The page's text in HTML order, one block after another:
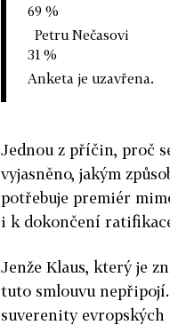
69 %
Petru Nečasovi
31 %
Anketa je uzavřena.
Jednou z příčin, proč
vyjasněno, jakým
potřebuje premiér
i k dokončení
Jenže Klaus, který je
tuto smlouvu
suverenity evropských